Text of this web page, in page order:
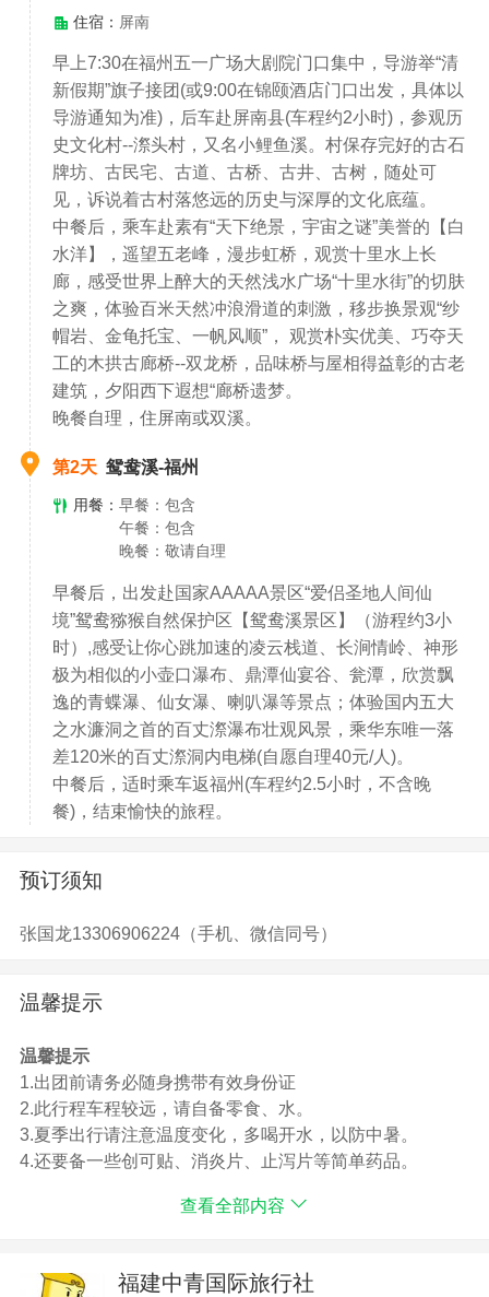
住宿： 屏南
早上7:30在福州五一广场大剧院门口集中，导游举“清
新假期”旗子接团(或9:00在锦颐酒店门口出发，具体以
导游通知为准)，后车赴屏南县(车程约2小时)，参观历
史文化村--漈头村，又名小鲤鱼溪。村保存完好的古石
牌坊、古民宅、古道、古桥、古井、古树，随处可
见，诉说着古村落悠远的历史与深厚的文化底蕴。
中餐后，乘车赴素有“天下绝景，宇宙之谜”美誉的【白
水洋】，遥望五老峰，漫步虹桥，观赏十里水上长
廊，感受世界上醉大的天然浅水广场“十里水街”的切肤
之爽，体验百米天然冲浪滑道的刺激，移步换景观“纱
帽岩、金龟托宝、一帆风顺”， 观赏朴实优美、巧夺天
工的木拱古廊桥--双龙桥，品味桥与屋相得益彰的古老
建筑，夕阳西下遐想“廊桥遗梦。
晚餐自理，住屏南或双溪。
第2天 鸳鸯溪-福州
用餐： 早餐：包含
午餐：包含
晚餐：敬请自理
早餐后，出发赴国家AAAAA景区“爱侣圣地人间仙
境”鸳鸯猕猴自然保护区【鸳鸯溪景区】（游程约3小
时）,感受让你心跳加速的凌云栈道、长涧情岭、神形
极为相似的小壶口瀑布、鼎潭仙宴谷、瓮潭，欣赏飘
逸的青蝶瀑、仙女瀑、喇叭瀑等景点；体验国内五大
之水濂洞之首的百丈漈瀑布壮观风景，乘华东唯一落
差120米的百丈漈洞内电梯(自愿自理40元/人)。
中餐后，适时乘车返福州(车程约2.5小时，不含晚
餐)，结束愉快的旅程。
预订须知
张国龙13306906224（手机、微信同号）
温馨提示
温馨提示
1.出团前请务必随身携带有效身份证
2.此行程车程较远，请自备零食、水。
3.夏季出行请注意温度变化，多喝开水，以防中暑。
4.还要备一些创可贴、消炎片、止泻片等简单药品。
6.行程标注的车程与游览时间为正常时间，如遇修路、堵
7.该行程为散客拼团，如有等人、等车现象敬请谅解！请
查看全部内容
福建中青国际旅行社